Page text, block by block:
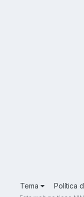
Tema Política